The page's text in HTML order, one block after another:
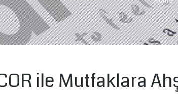
ile Mutfaklara